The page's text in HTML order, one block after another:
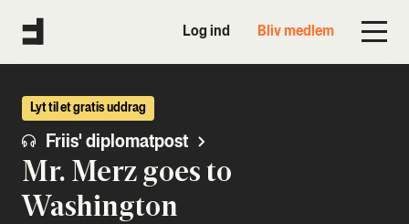
Log ind Bliv medlem
Lyt til et gratis uddrag
Friis' diplomatpost
Mr. Merz goes to
Washington